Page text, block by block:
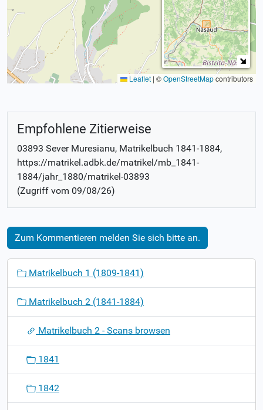
Leaflet | ©OpenStreetMapcontributors
Empfohlene Zitierweise
03893 Sever Muresianu, Matrikelbuch 1841-1884,
https://matrikel.adbk.de/matrikel/mb_1841-
1884/jahr_1880/matrikel-03893
(Zugriff vom 09/08/26)
Zum Kommentieren melden Sie sich bitte an.
o
Matrikelbuch 1 (1809-1841)
Matrikelbuch 2 (1841-1884)
Matrikelbuch 2 - Scans browsen
1841
1842